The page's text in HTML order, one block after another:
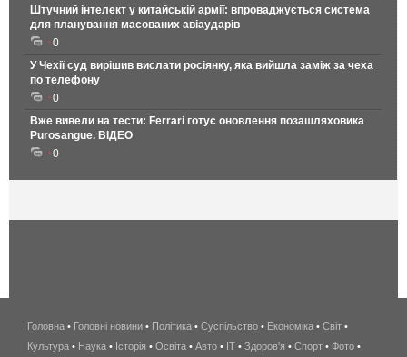
Штучний інтелект у китайській армії: впроваджується система
для планування масованих авіаударів
0
У Чехії суд вирішив вислати росіянку, яка вийшла заміж за чеха
по телефону
0
Вже вивели на тести: Ferrari готує оновлення позашляховика
Purosangue. ВІДЕО
0
беспроводной
интернет
Головна • Головні новини • Політика • Суспільство • Економіка • Світ •
Культура • Наука • Історія • Освіта • Авто • IT • Здоров'я • Спорт • Фото •